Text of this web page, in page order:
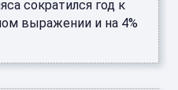
сократился год к
выражении и на 4%